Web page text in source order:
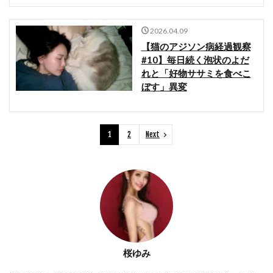
2026.04.09
【猫のアジソン病経過観察
#10】毎日続く泡状のよだ
れと「好物ササミを食べこ
ぼす」異変
1 2 Next
桜ゆみ